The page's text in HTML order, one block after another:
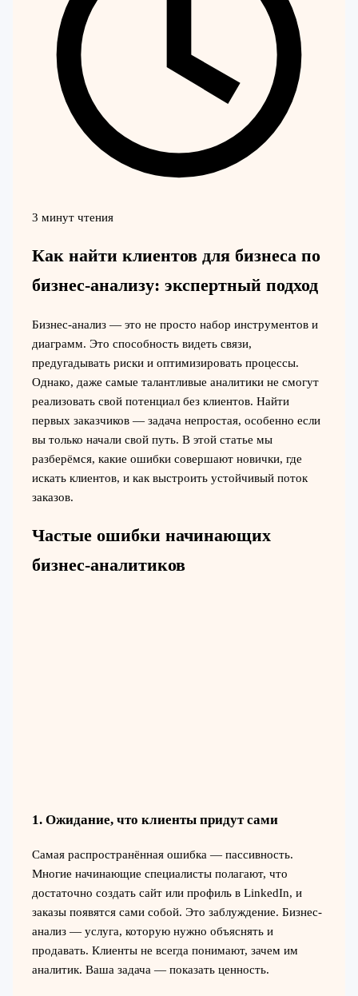
3 минут чтения
Как найти клиентов для бизнеса по
бизнес-анализу: экспертный подход
Бизнес-анализ — это не просто набор инструментов и
диаграмм. Это способность видеть связи,
предугадывать риски и оптимизировать процессы.
Однако, даже самые талантливые аналитики не смогут
реализовать свой потенциал без клиентов. Найти
первых заказчиков — задача непростая, особенно если
вы только начали свой путь. В этой статье мы
разберёмся, какие ошибки совершают новички, где
искать клиентов, и как выстроить устойчивый поток
заказов.
Частые ошибки начинающих
бизнес-аналитиков
1. Ожидание, что клиенты придут сами
Самая распространённая ошибка — пассивность.
Многие начинающие специалисты полагают, что
достаточно создать сайт или профиль в LinkedIn, и
заказы появятся сами собой. Это заблуждение. Бизнес-
анализ — услуга, которую нужно объяснять и
продавать. Клиенты не всегда понимают, зачем им
аналитик. Ваша задача — показать ценность.